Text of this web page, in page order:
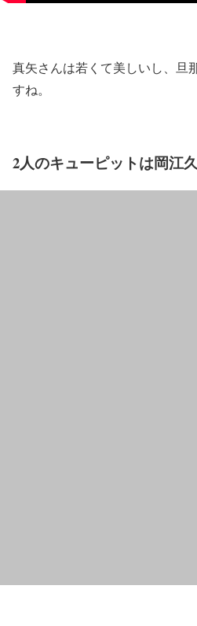
真矢さんは若くて美しいし、旦
すね。
2人のキューピットは岡江